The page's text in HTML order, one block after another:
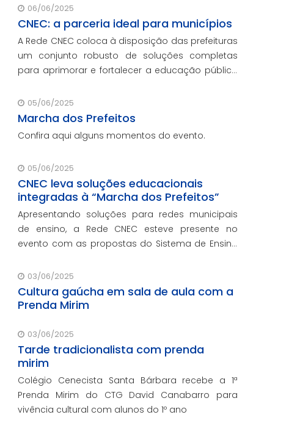
e Gravataí.
06/06/2025
CNEC: a parceria ideal para municípios
A Rede CNEC coloca à disposição das prefeituras
um conjunto robusto de soluções completas
para aprimorar e fortalecer a educação pública
Mesmo para os municípios que não
participaram da Marcha dos Prefeito
05/06/2025
Marcha dos Prefeitos
Confira aqui alguns momentos do evento.
05/06/2025
CNEC leva soluções educacionais
integradas à “Marcha dos Prefeitos”
Apresentando soluções para redes municipais
de ensino, a Rede CNEC esteve presente no
evento com as propostas do Sistema de Ensino
docente, serviços de gestão escolar e parcerias
com prefeituras durante ev
03/06/2025
Cultura gaúcha em sala de aula com a
Prenda Mirim
03/06/2025
Tarde tradicionalista com prenda
mirim
Colégio Cenecista Santa Bárbara recebe a 1ª
Prenda Mirim do CTG David Canabarro para
vivência cultural com alunos do 1º ano